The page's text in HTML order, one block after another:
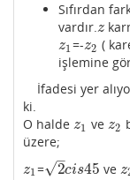
Sıfırdan
vardır.z
z
z1
z1 =-z2
z2 (
işlemine
İfadesi yer
ki.
O halde z1
z1 vez2
z2
üzere;
z1
z1 = 2
–
√ cis45
2cis45 ve z
z